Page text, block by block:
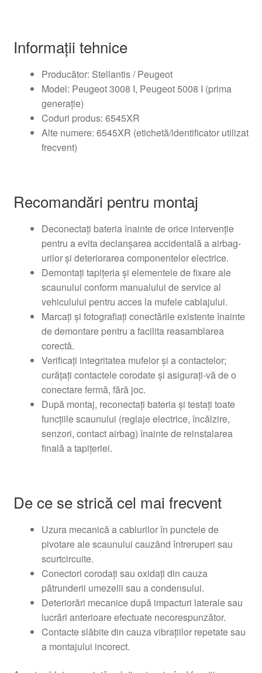
Informații tehnice
Producător: Stellantis / Peugeot
Model: Peugeot 3008 I, Peugeot 5008 I (prima
generație)
Coduri produs: 6545XR
Alte numere: 6545XR (etichetă/identificator utilizat
frecvent)
Recomandări pentru montaj
Deconectați bateria înainte de orice intervenție
pentru a evita declanșarea accidentală a airbag-
urilor și deteriorarea componentelor electrice.
Demontați tapițeria și elementele de fixare ale
scaunului conform manualului de service al
vehiculului pentru acces la mufele cablajului.
Marcați și fotografiați conectările existente înainte
de demontare pentru a facilita reasamblarea
corectă.
Verificați integritatea mufelor și a contactelor;
curățați contactele corodate și asigurați-vă de o
conectare fermă, fără joc.
După montaj, reconectați bateria și testați toate
funcțiile scaunului (reglaje electrice, încălzire,
senzori, contact airbag) înainte de reinstalarea
finală a tapițeriei.
De ce se strică cel mai frecvent
Uzura mecanică a cablurilor în punctele de
pivotare ale scaunului cauzând întreruperi sau
scurtcircuite.
Conectori corodați sau oxidați din cauza
pătrunderii umezelii sau a condensului.
Deteriorări mecanice după impacturi laterale sau
lucrări anterioare efectuate necorespunzător.
Contacte slăbite din cauza vibrațiilor repetate sau
a montajului incorect.